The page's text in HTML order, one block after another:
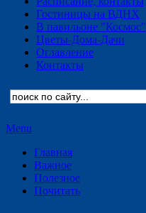
Гостиницы на ВДНХ
В павильоне "Космос"
Цветы-Дома-Дачи
Оглавление
Контакты
Menu
Главная
Важное
Полезное
Почитать